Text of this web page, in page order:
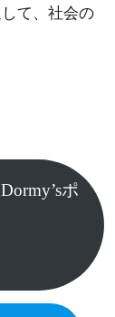
て、社会の
ポ